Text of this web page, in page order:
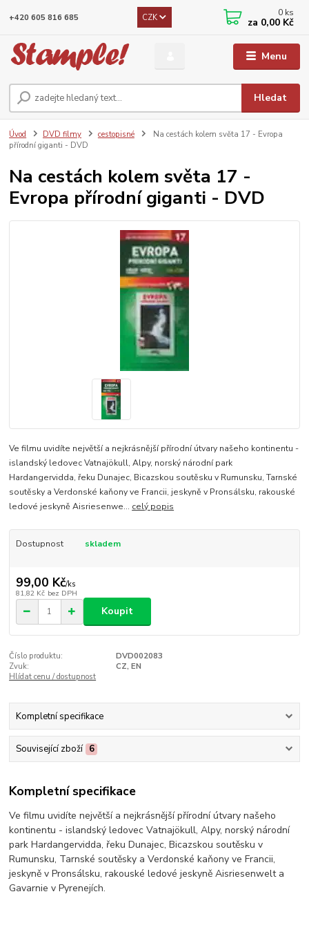
Menu
CZK
Hledat
+420 605 816 685 0 ks
za 0,00 Kč
Úvod DVD filmy cestopisné
Na cestách kolem světa 17 - Evropa
přírodní giganti - DVD
Na cestách kolem světa 17 -
Evropa přírodní giganti - DVD
Ve filmu uvidíte největší a nejkrásnější přírodní útvary našeho kontinentu -
islandský ledovec Vatnajökull, Alpy, norský národní park
Hardangervidda, řeku Dunajec, Bicazskou soutěsku v Rumunsku, Tarnské
soutěsky a Verdonské kaňony ve Francii, jeskyně v Pronsálsku, rakouské
ledové jeskyně Aisriesenwe... celý popis
Dostupnost skladem
99,00 Kč/ks
81,82 Kč bez DPH
Koupit
Číslo produktu:
DVD002083
Zvuk:
CZ, EN
Hlídat cenu / dostupnost
Kompletní specifikace
Související zboží 6
Kompletní specifikace
Ve filmu uvidíte největší a nejkrásnější přírodní útvary našeho
kontinentu - islandský ledovec Vatnajökull, Alpy, norský národní
park Hardangervidda, řeku Dunajec, Bicazskou soutěsku v
Rumunsku, Tarnské soutěsky a Verdonské kaňony ve Francii,
jeskyně v Pronsálsku, rakouské ledové jeskyně Aisriesenwelt a
Gavarnie v Pyrenejích.